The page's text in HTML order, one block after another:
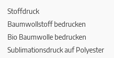
Stoffdruck
Baumwollstoff bedrucken
Bio Baumwolle bedrucken
Sublimationsdruck auf Polyester